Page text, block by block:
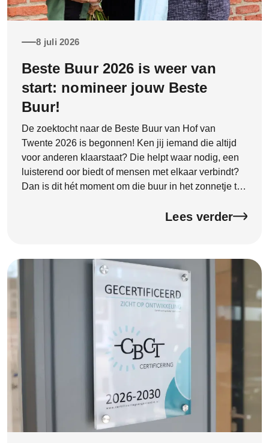
8 juli 2026
Beste Buur 2026 is weer van
start: nomineer jouw Beste
Buur!
De zoektocht naar de Beste Buur van Hof van
Twente 2026 is begonnen! Ken jij iemand die altijd
voor anderen klaarstaat? Die helpt waar nodig, een
luisterend oor biedt of mensen met elkaar verbindt?
Dan is dit hét moment om die buur in het zonnetje te
Lees verder